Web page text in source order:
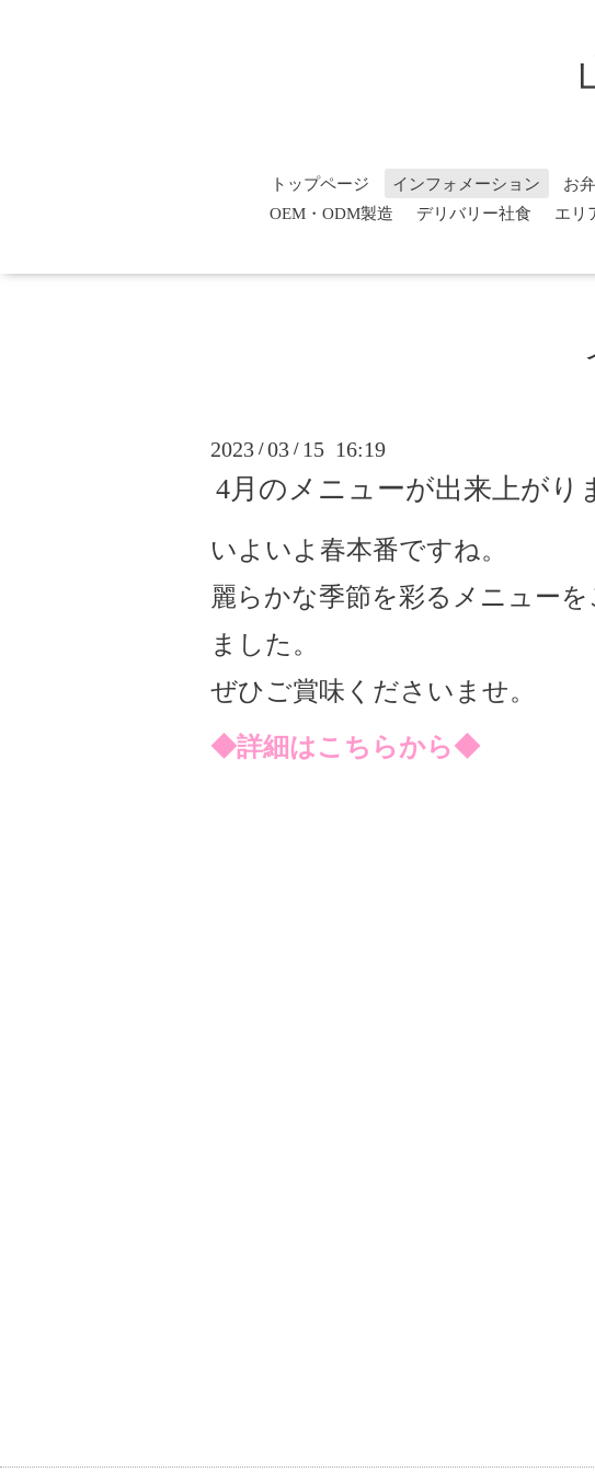
トップページ インフォメーション お
OEM・ODM製造
デリバリー社食 エリ
2023 /03 / 15 16:19
4月のメニューが出来上がり
いよいよ春本番ですね。
麗らかな季節を彩るメニューを
ました。
ぜひご賞味くださいませ。
◆詳細はこちらから◆